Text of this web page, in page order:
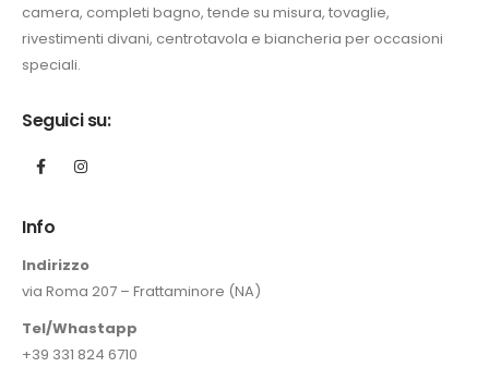
camera, completi bagno, tende su misura, tovaglie,
rivestimenti divani, centrotavola e biancheria per occasioni
speciali.
Seguici su:
Info
Indirizzo
via Roma 207 – Frattaminore (NA)
Tel/Whastapp
+39 331 824 6710